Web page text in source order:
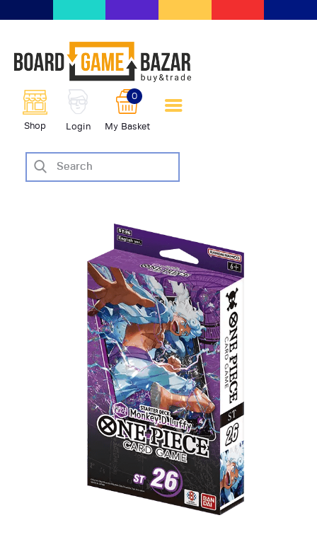
Shop Login My Basket
0
scambio giochi da tavolo
BoardGameBazar
SHOP
VENDI
CASE EDITRICI
AIUTO
BLOG-NEWS
EVENTI